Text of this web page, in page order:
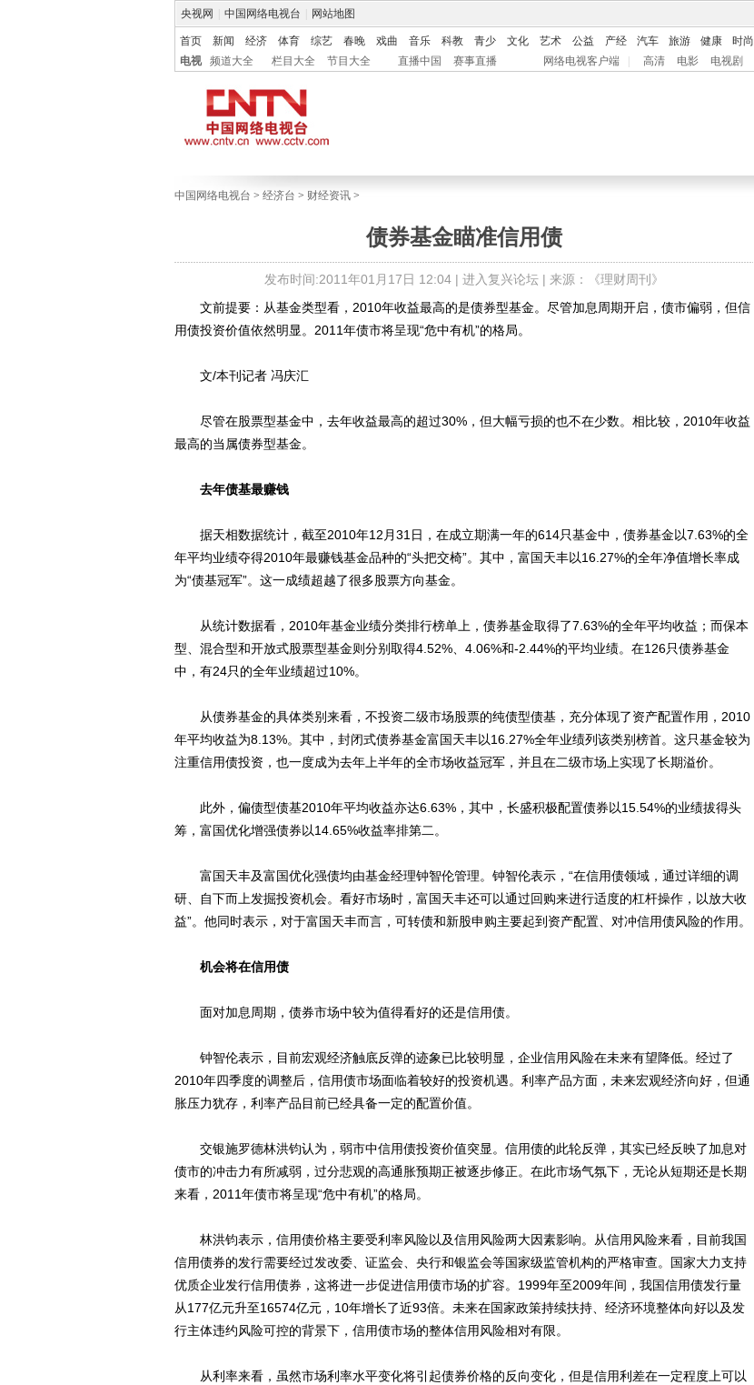
央视网 中国网络电视台 网站地图
首页 新闻 经济 体育 综艺 春晚 戏曲 音乐 科教 青少 文化 艺术 公益 产经 汽车 旅游 健康 时尚
电视
频道大全 栏目大全 节目大全 直播中国 赛事直播 网络电视客户端 高清 电影 电视剧
中国网络电视台 > 经济台 > 财经资讯 >
债券基金瞄准信用债
发布时间:2011年01月17日 12:04 | 进入复兴论坛| 来源：《理财周刊》
文前提要：从基金类型看，2010年收益最高的是债券型基金。尽管加息周期开启，债市偏弱，但信
用债投资价值依然明显。2011年债市将呈现“危中有机”的格局。
文/本刊记者 冯庆汇
尽管在股票型基金中，去年收益最高的超过30%，但大幅亏损的也不在少数。相比较，2010年收益
最高的当属债券型基金。
去年债基最赚钱
据天相数据统计，截至2010年12月31日，在成立期满一年的614只基金中，债券基金以7.63%的全
年平均业绩夺得2010年最赚钱基金品种的“头把交椅”。其中，富国天丰以16.27%的全年净值增长率成
为“债基冠军”。这一成绩超越了很多股票方向基金。
从统计数据看，2010年基金业绩分类排行榜单上，债券基金取得了7.63%的全年平均收益；而保本
型、混合型和开放式股票型基金则分别取得4.52%、4.06%和-2.44%的平均业绩。在126只债券基金
中，有24只的全年业绩超过10%。
从债券基金的具体类别来看，不投资二级市场股票的纯债型债基，充分体现了资产配置作用，2010
年平均收益为8.13%。其中，封闭式债券基金富国天丰以16.27%全年业绩列该类别榜首。这只基金较为
注重信用债投资，也一度成为去年上半年的全市场收益冠军，并且在二级市场上实现了长期溢价。
此外，偏债型债基2010年平均收益亦达6.63%，其中，长盛积极配置债券以15.54%的业绩拔得头
筹，富国优化增强债券以14.65%收益率排第二。
富国天丰及富国优化强债均由基金经理钟智伦管理。钟智伦表示，“在信用债领域，通过详细的调
研、自下而上发掘投资机会。看好市场时，富国天丰还可以通过回购来进行适度的杠杆操作，以放大收
益”。他同时表示，对于富国天丰而言，可转债和新股申购主要起到资产配置、对冲信用债风险的作用。
机会将在信用债
面对加息周期，债券市场中较为值得看好的还是信用债。
钟智伦表示，目前宏观经济触底反弹的迹象已比较明显，企业信用风险在未来有望降低。经过了
2010年四季度的调整后，信用债市场面临着较好的投资机遇。利率产品方面，未来宏观经济向好，但通
胀压力犹存，利率产品目前已经具备一定的配置价值。
交银施罗德林洪钧认为，弱市中信用债投资价值突显。信用债的此轮反弹，其实已经反映了加息对
债市的冲击力有所减弱，过分悲观的高通胀预期正被逐步修正。在此市场气氛下，无论从短期还是长期
来看，2011年债市将呈现“危中有机”的格局。
林洪钧表示，信用债价格主要受利率风险以及信用风险两大因素影响。从信用风险来看，目前我国
信用债券的发行需要经过发改委、证监会、央行和银监会等国家级监管机构的严格审查。国家大力支持
优质企业发行信用债券，这将进一步促进信用债市场的扩容。1999年至2009年间，我国信用债发行量
从177亿元升至16574亿元，10年增长了近93倍。未来在国家政策持续扶持、经济环境整体向好以及发
行主体违约风险可控的背景下，信用债市场的整体信用风险相对有限。
从利率来看，虽然市场利率水平变化将引起债券价格的反向变化，但是信用利差在一定程度上可以